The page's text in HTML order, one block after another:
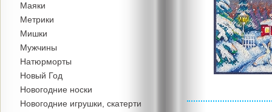
Маяки
Метрики
Мишки
Мужчины
Натюрморты
Новый Год
Новогодние носки
Новогодние игрушки, скатерти